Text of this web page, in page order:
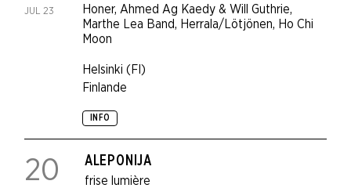
JUL 23
Honer, Ahmed Ag Kaedy & Will Guthrie,
Marthe Lea Band, Herrala/Lötjönen, Ho Chi
Moon
Helsinki (FI)
Finlande
INFO
20 frise lumière
ALEPONIJA